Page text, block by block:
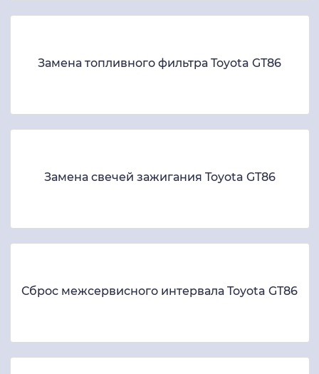
Замена топливного фильтра Toyota GT86
Замена свечей зажигания Toyota GT86
Сброс межсервисного интервала Toyota GT86